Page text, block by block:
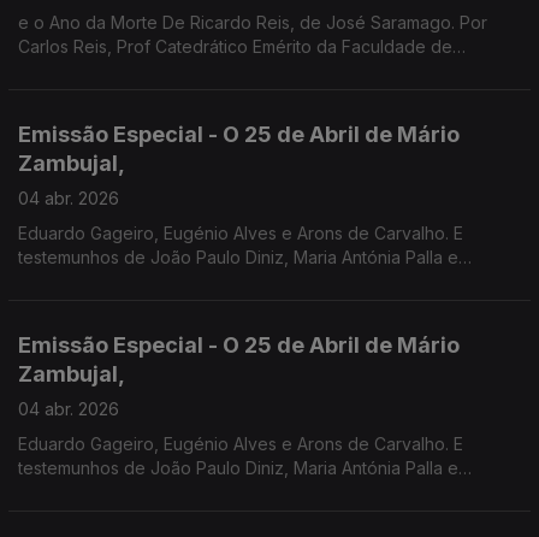
e o Ano da Morte De Ricardo Reis, de José Saramago. Por
Carlos Reis, Prof Catedrático Emérito da Faculdade de
Emissão Especial - O 25 de Abril de Mário
Zambujal,
04 abr. 2026
Eduardo Gageiro, Eugénio Alves e Arons de Carvalho. E
testemunhos de João Paulo Diniz, Maria Antónia Palla e
Emissão Especial - O 25 de Abril de Mário
Zambujal,
04 abr. 2026
Eduardo Gageiro, Eugénio Alves e Arons de Carvalho. E
testemunhos de João Paulo Diniz, Maria Antónia Palla e